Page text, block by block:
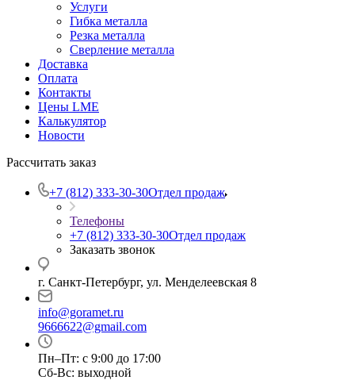
Услуги
Гибка металла
Резка металла
Сверление металла
Доставка
Оплата
Контакты
Цены LME
Калькулятор
Новости
Рассчитать заказ
+7 (812) 333-30-30Отдел продаж
Телефоны
+7 (812) 333-30-30Отдел продаж
Заказать звонок
г. Санкт-Петербург, ул. Менделеевская 8
info@goramet.ru
9666622@gmail.com
Пн–Пт: с 9:00 до 17:00
Сб-Вс: выходной